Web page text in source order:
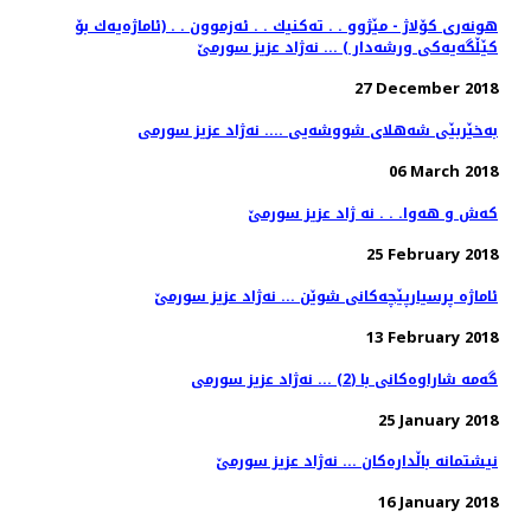
هونەری كۆلاژ - مێژوو . . تەكنیك . . ئەزموون . . (ئاماژەیەك بۆ
27 December 2018
به‌خێربێی شه‌هلای شووشه‌یی .... نه‌ژاد عزیز سورمی
06 March 2018
كه‌ش و هه‌وا. . . نه ژاد عزیز سورمێ
25 February 2018
13 February 2018
گه‌مه‌ شاراوه‌كانی با (2) ... نه‌ژاد عزیز سورمی
25 January 2018
نیشتمانه‌ باڵداره‌كان ... نه‌ژاد عزیز سورمێ
16 January 2018